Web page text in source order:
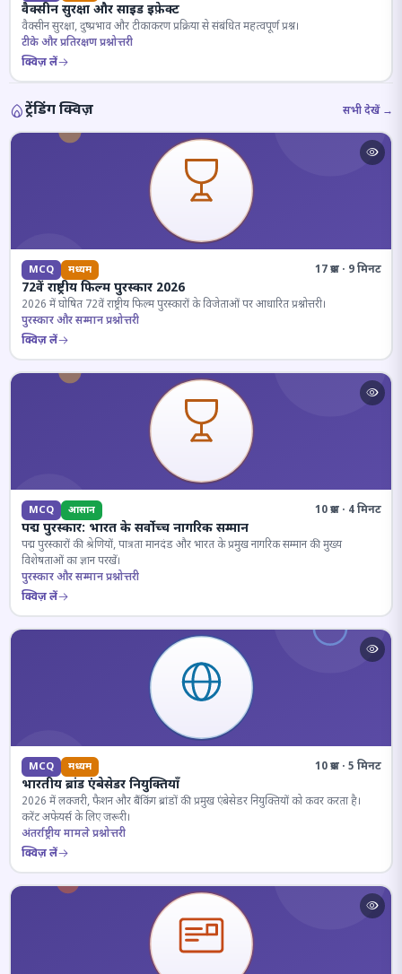
वैक्सीन सुरक्षा और साइड इफ़ेक्ट
वैक्सीन सुरक्षा, दुष्प्रभाव और टीकाकरण प्रक्रिया से संबंधित महत्वपूर्ण प्रश्न।
टीके और प्रतिरक्षण प्रश्नोत्तरी
क्विज़ लें
ट्रेंडिंग क्विज़ सभी देखें →
MCQ मध्यम 17 प्रश्न · 9 मिनट
72वें राष्ट्रीय फिल्म पुरस्कार 2026
2026 में घोषित 72वें राष्ट्रीय फिल्म पुरस्कारों के विजेताओं पर आधारित प्रश्नोत्तरी।
पुरस्कार और सम्मान प्रश्नोत्तरी
क्विज़ लें
MCQ आसान 10 प्रश्न · 4 मिनट
पद्म पुरस्कार: भारत के सर्वोच्च नागरिक सम्मान
पद्म पुरस्कारों की श्रेणियों, पात्रता मानदंड और भारत के प्रमुख नागरिक सम्मान की मुख्य
विशेषताओं का ज्ञान परखें।
पुरस्कार और सम्मान प्रश्नोत्तरी
क्विज़ लें
MCQ मध्यम 10 प्रश्न · 5 मिनट
भारतीय ब्रांड एंबेसेडर नियुक्तियाँ
2026 में लक्जरी, फैशन और बैंकिंग ब्रांडों की प्रमुख एंबेसेडर नियुक्तियों को कवर करता है।
करेंट अफेयर्स के लिए जरूरी।
अंतर्राष्ट्रीय मामले प्रश्नोत्तरी
क्विज़ लें